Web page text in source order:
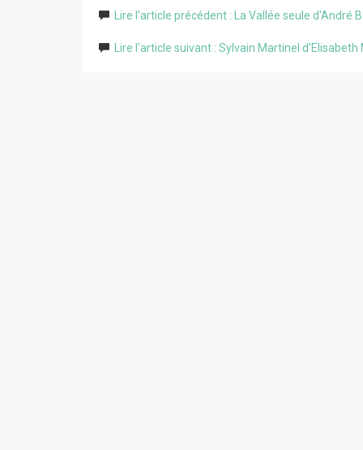
Lire l'article précédent : La Vallée seule d'André
Lire l'article suivant : Sylvain Martinel